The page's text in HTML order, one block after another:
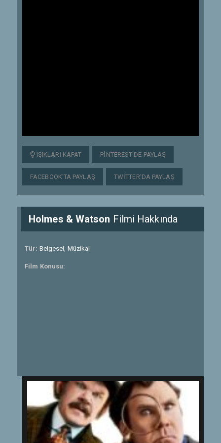
IŞIKLARI KAPAT PINTEREST'DE PAYLAŞ
FACEBOOK'TA PAYLAŞ TWITTER'DA PAYLAŞ
Holmes & Watson Filmi Hakkında
Tür: Belgesel , Müzikal
Film Konusu: